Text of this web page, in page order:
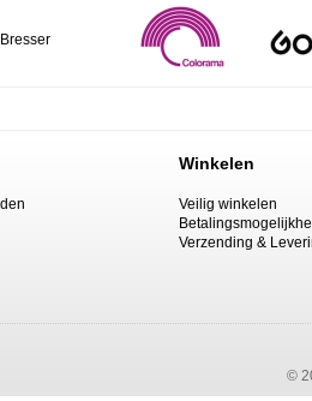
Bresser
Winkelen
Veilig winkelen
Verzending &
©